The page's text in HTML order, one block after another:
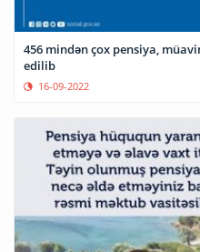
456 mindən çox pensiya,
edilib
16-09-2022